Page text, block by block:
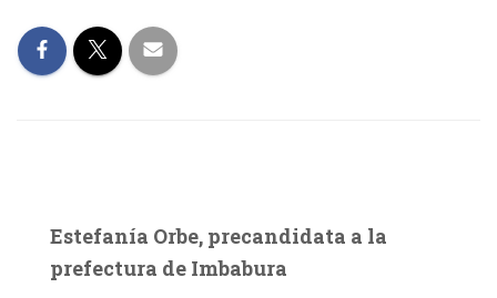
Estefanía Orbe, precandidata a la
prefectura de Imbabura